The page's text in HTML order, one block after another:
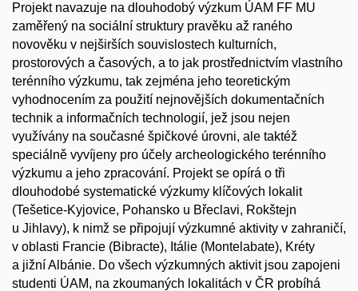
Projekt navazuje na dlouhodobý výzkum ÚAM FF MU
zaměřený na sociální struktury pravěku až raného
novověku v nejširších souvislostech kulturních,
prostorových a časových, a to jak prostřednictvím vlastního
terénního výzkumu, tak zejména jeho teoretickým
vyhodnocením za použití nejnovějších dokumentačních
technik a informačních technologií, jež jsou nejen
využívány na současné špičkové úrovni, ale taktéž
speciálně vyvíjeny pro účely archeologického terénního
výzkumu a jeho zpracování. Projekt se opírá o tři
dlouhodobé systematické výzkumy klíčových lokalit
(Tešetice-Kyjovice, Pohansko u Břeclavi, Rokštejn
u Jihlavy), k nimž se připojují výzkumné aktivity v zahraničí,
v oblasti Francie (Bibracte), Itálie (Montelabate), Kréty
a jižní Albánie. Do všech výzkumných aktivit jsou zapojeni
studenti ÚAM, na zkoumaných lokalitách v ČR probíhá